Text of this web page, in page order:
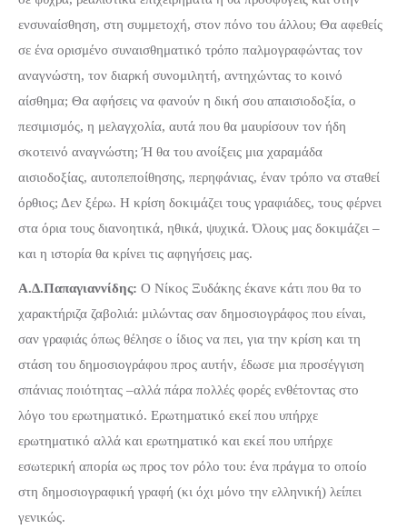
ενσυναίσθηση, στη συμμετοχή, στον πόνο του άλλου; Θα αφεθείς
σε ένα ορισμένο συναισθηματικό τρόπο παλμογραφώντας τον
αναγνώστη, τον διαρκή συνομιλητή, αντηχώντας το κοινό
αίσθημα; Θα αφήσεις να φανούν η δική σου απαισιοδοξία, ο
πεσιμισμός, η μελαγχολία, αυτά που θα μαυρίσουν τον ήδη
σκοτεινό αναγνώστη; Ή θα του ανοίξεις μια χαραμάδα
αισιοδοξίας, αυτοπεποίθησης, περηφάνιας, έναν τρόπο να σταθεί
όρθιος; Δεν ξέρω. Η κρίση δοκιμάζει τους γραφιάδες, τους φέρνει
στα όρια τους διανοητικά, ηθικά, ψυχικά. Όλους μας δοκιμάζει –
και η ιστορία θα κρίνει τις αφηγήσεις μας.
Α.Δ.Παπαγιαννίδης: Ο Νίκος Ξυδάκης έκανε κάτι που θα το
χαρακτήριζα ζαβολιά: μιλώντας σαν δημοσιογράφος που είναι,
σαν γραφιάς όπως θέλησε ο ίδιος να πει, για την κρίση και τη
στάση του δημοσιογράφου προς αυτήν, έδωσε μια προσέγγιση
σπάνιας ποιότητας –αλλά πάρα πολλές φορές ενθέτοντας στο
λόγο του ερωτηματικό. Ερωτηματικό εκεί που υπήρχε
ερωτηματικό αλλά και ερωτηματικό και εκεί που υπήρχε
εσωτερική απορία ως προς τον ρόλο του: ένα πράγμα το οποίο
στη δημοσιογραφική γραφή (κι όχι μόνο την ελληνική) λείπει
γενικώς.